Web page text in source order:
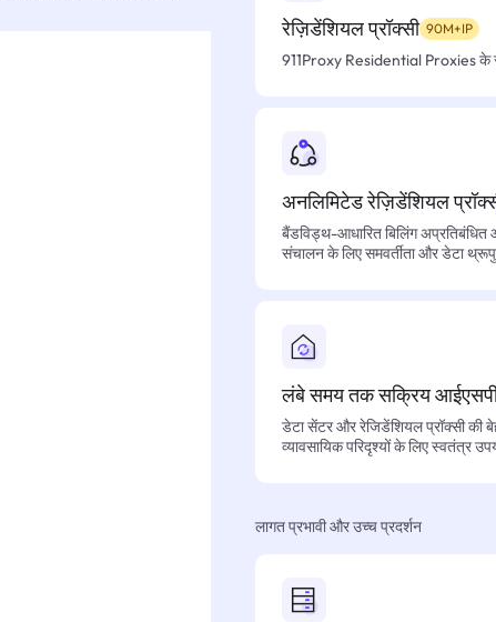
रेज़िडेंशियल प्रॉक्सी 90M+IP
911Proxy Residential Proxies के
अनलिमिटेड रेज़िडेंशियल
बैंडविड्थ-आधारित बिलिंग
संचालन के लिए समवर्तीता और डेटा
लंबे समय तक सक्रिय आईएसपी
डेटा सेंटर और रेजिडेंशियल प्रॉक्सी की
व्यावसायिक परिदृश्यों के लिए स्वतंत्र
लागत प्रभावी और उच्च प्रदर्शन